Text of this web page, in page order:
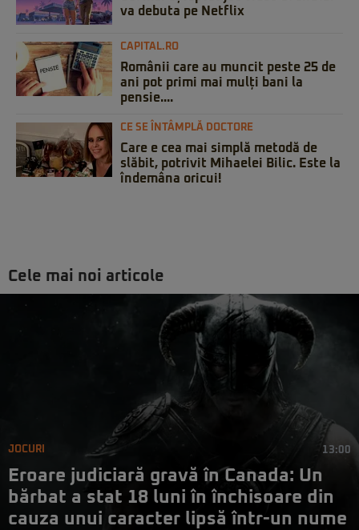
va debuta pe Netflix
CAPITAL.RO
Românii care au muncit peste 25 de
ani pot primi mai mulți bani la
pensie....
CE SE ÎNTÂMPLĂ DOCTORE
Care e cea mai simplă metodă de
slăbit, potrivit Mihaelei Bilic. Este la
îndemâna oricui!
Cele mai noi articole
JOCURI 13:00
Eroare judiciară gravă în Canada: Un
bărbat a stat 18 luni în închisoare din
cauza unui caracter lipsă într-un nume